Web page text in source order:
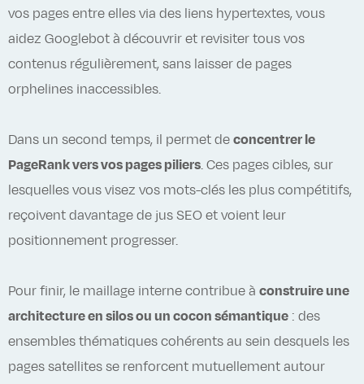
vos pages entre elles via des liens hypertextes, vous
aidez Googlebot à découvrir et revisiter tous vos
contenus régulièrement, sans laisser de pages
orphelines inaccessibles.
Dans un second temps, il permet de concentrer le
PageRank vers vos pages piliers. Ces pages cibles, sur
lesquelles vous visez vos mots-clés les plus compétitifs,
reçoivent davantage de jus SEO et voient leur
positionnement progresser.
Pour finir, le maillage interne contribue à construire une
architecture en silos ou un cocon sémantique : des
ensembles thématiques cohérents au sein desquels les
pages satellites se renforcent mutuellement autour